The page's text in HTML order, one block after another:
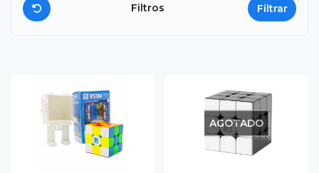
Filtros Filtrar
AGOTADO